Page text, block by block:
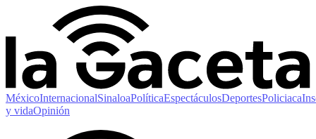
MéxicoInternacionalSinaloaPolíticaEspectáculosDeportesPoliciaca
y vidaOpinión